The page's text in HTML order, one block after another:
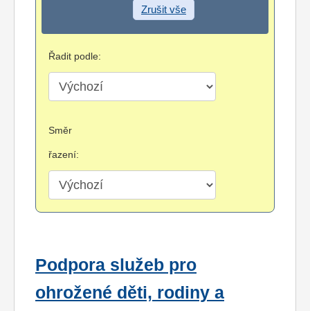
Zrušit vše
Řadit podle:
Směr
řazení:
Podpora služeb pro
ohrožené děti, rodiny a